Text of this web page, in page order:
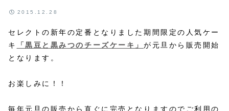
2015.12.28
セレクトの新年の定番となりました期間限定の人気ケー
キ
「黒豆と黒みつのチーズケーキ」 が 元旦から販売開始
となります。
お楽しみに！！
毎年元旦の販売から直ぐに完売となりますのでご利用の